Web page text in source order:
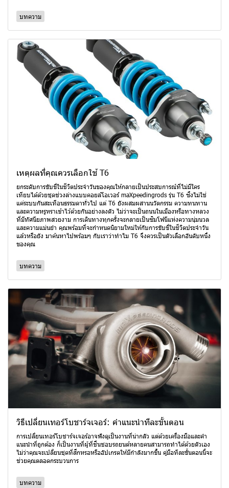
บทความ
เหตุผลที่คุณควรเลือกใช้ T6
ยกระดับการขับขี่ในชีวิตประจำวันของคุณให้กลายเป็นประสบการณ์ที่ไม่มีใคร
เทียบได้ด้วยชุดช่วงล่างแบบคอยล์โอเวอร์ maXpeedingrods รุ่น T6 ซึ่งไม่ใช่
แค่ระบบกันสะเทือนธรรมดาทั่วไป แต่ T6 ยังผสมผสานนวัตกรรม ความทนทาน
และความหรูหราเข้าไว้ด้วยกันอย่างลงตัว ไม่ว่าจะเป็นถนนในเมืองหรือทางหลวง
ที่มีทัศนียภาพสวยงาม การเดินทางทุกครั้งจะกลายเป็นซิมโฟนีแห่งความนุ่มนวล
และความแม่นยำ คุณพร้อมที่จะกำหนดนิยามใหม่ให้กับการขับขี่ในชีวิตประจำวัน
แล้วหรือยัง มาค้นหาไปพร้อมๆ กับเราว่าทำไม T6 จึงควรเป็นตัวเลือกอันดับหนึ่ง
ของคุณ
บทความ
วิธีเปลี่ยนเทอร์โบชาร์จเจอร์: คำแนะนำทีละขั้นตอน
การเปลี่ยนเทอร์โบชาร์จเจอร์อาจฟังดูเป็นงานที่น่ากลัว แต่ด้วยเครื่องมือและคำ
แนะนำที่ถูกต้อง ก็เป็นงานที่ผู้ที่ชื่นชอบรถยนต์หลายคนสามารถทำได้ด้วยตัวเอง
ไม่ว่าคุณจะเปลี่ยนชุดที่สึกหรอหรืออัปเกรดให้มีกำลังมากขึ้น คู่มือทีละขั้นตอนนี้จะ
ช่วยคุณตลอดกระบวนการ
บทความ